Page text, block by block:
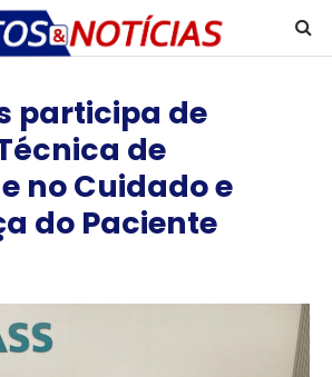
participa de
de
no Cuidado e
do Paciente